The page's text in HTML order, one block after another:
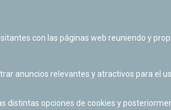
con las páginas web reuniendo y
anuncios relevantes y atractivos para el
opciones de cookies y